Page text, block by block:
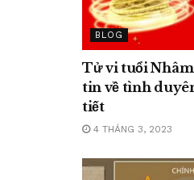
BLOG
Tử vi tuổi
tin về tình
tiết
4 THÁNG 3, 2023